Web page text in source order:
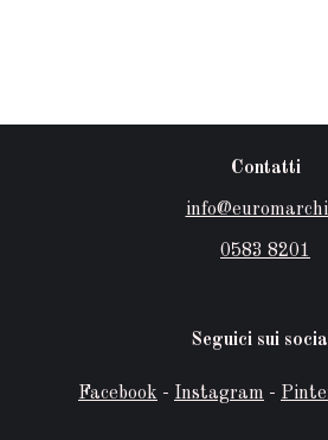
Contatti
0583 8201
Seguici sui
Facebook - Instagram -